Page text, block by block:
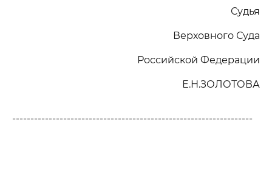
Судья
Верховного Суда
Российской Федерации
Е.Н.ЗОЛОТОВА
------------------------------------------------------------------